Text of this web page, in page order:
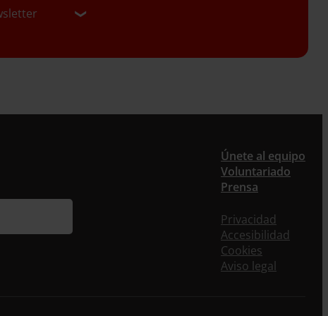
quieres recibir nuestra newsletter mensual y los
no dejes de completar este formulario.
instante, te daremos de alta en nuestra base de
y podrás estar al tanto de todas las novedades.
Únete al equipo
Voluntariado
Prensa
Privacidad
Accesibilidad
Cookies
Aviso legal